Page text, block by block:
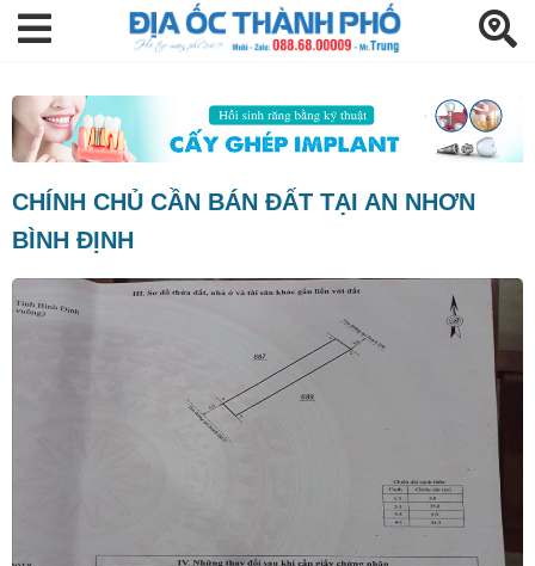
CHÍNH CHỦ CẦN BÁN ĐẤT TẠI AN NHƠN
BÌNH ĐỊNH